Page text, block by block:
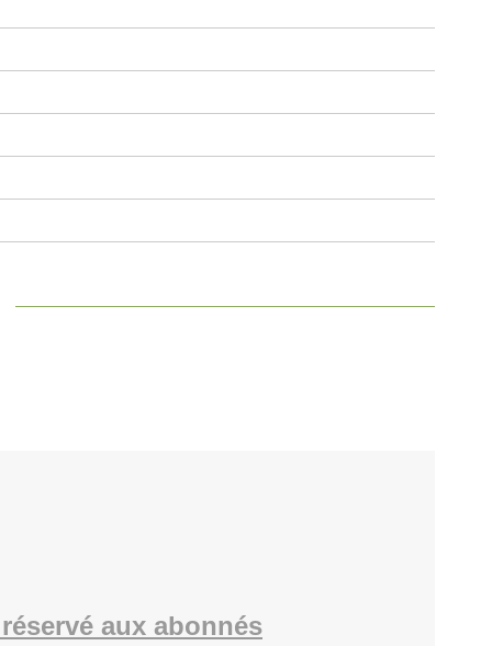
aux abonnés